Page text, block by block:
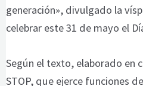
generación», divulgado la
celebrar este 31 de mayo el
Según el texto, elaborado en
STOP, que ejerce funciones